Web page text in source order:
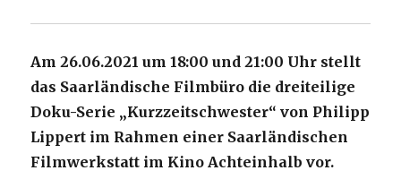
Am 26.06.2021 um 18:00 und 21:00 Uhr stellt
das Saarländische Filmbüro die dreiteilige
Doku-Serie „Kurzzeitschwester“ von Philipp
Lippert im Rahmen einer Saarländischen
Filmwerkstatt im Kino Achteinhalb vor.